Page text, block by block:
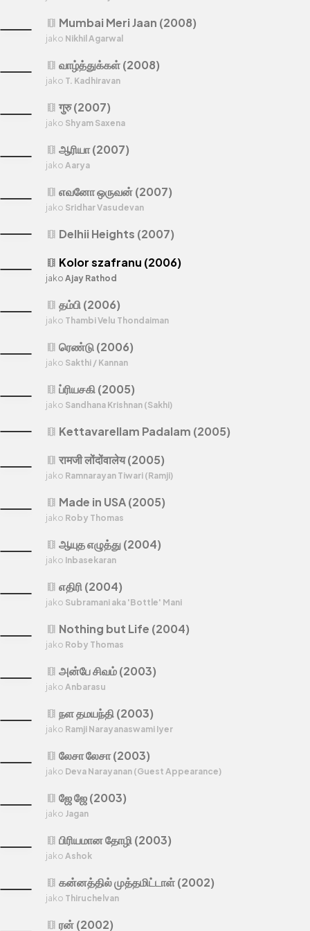
theaters Kolor szafranu (2006)
jako Ajay Rathod
theaters அன்பே சிவம் (2003)
jako Anbarasu
theaters கன்னத்தில் முத்தமிட்டாள் (2002)
jako Thiruchelvan
theaters गुरु (2007)
jako Shyam Saxena
theaters ஆயுத எழுத்து (2004)
jako Inbasekaran
theaters Mumbai Meri Jaan (2008)
jako Nikhil Agarwal
theaters நள தமயந்தி (2003)
jako Ramji Narayanaswami Iyer
theaters தம்பி (2006)
jako Thambi Velu Thondaiman
theaters ஆரியா (2007)
jako Aarya
theaters எவனோ ஒருவன் (2007)
jako Sridhar Vasudevan
theaters ரெண்டு (2006)
jako Sakthi / Kannan
theaters வாழ்த்துக்கள் (2008)
jako T. Kadhiravan
theaters ரன் (2002)
theaters ப்ரியசகி (2005)
jako Sandhana Krishnan (Sakhi)
theaters Kettavarellam Padalam (2005)
theaters லேசா லேசா (2003)
jako Deva Narayanan (Guest Appearance)
theaters ஜே ஜே (2003)
jako Jagan
theaters எதிரி (2004)
jako Subramani aka 'Bottle' Mani
theaters Nothing but Life (2004)
jako Roby Thomas
theaters பிரியமான தோழி (2003)
jako Ashok
theaters Delhii Heights (2007)
theaters रामजी लोंदोंवालेय (2005)
jako Ramnarayan Tiwari (Ramji)
theaters Made in USA (2005)
jako Roby Thomas